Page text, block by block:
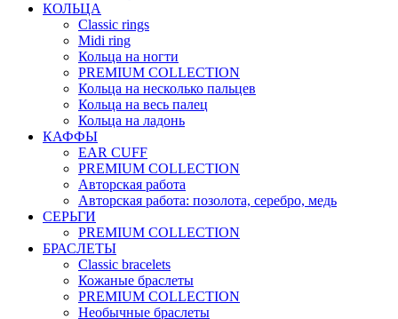
КОЛЬЦА
Classic rings
Midi ring
Кольца на ногти
PREMIUM COLLECTION
Кольца на несколько пальцев
Кольца на весь палец
Кольца на ладонь
КАФФЫ
EAR CUFF
PREMIUM COLLECTION
Авторская работа
Авторская работа: позолота, серебро, медь
СЕРЬГИ
PREMIUM COLLECTION
БРАСЛЕТЫ
Classic bracelets
Кожаные браслеты
PREMIUM COLLECTION
Необычные браслеты